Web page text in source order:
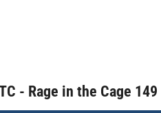
- Rage in the Cage 149